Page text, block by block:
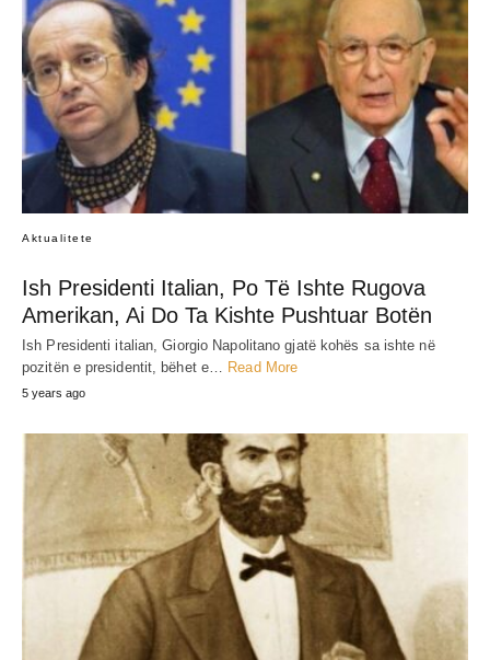
Aktualitete
Ish Presidenti Italian, Po Të Ishte Rugova
Amerikan, Ai Do Ta Kishte Pushtuar Botën
Ish Presidenti italian, Giorgio Napolitano gjatë kohës sa ishte në
pozitën e presidentit, bëhet e… Read More
5 years ago